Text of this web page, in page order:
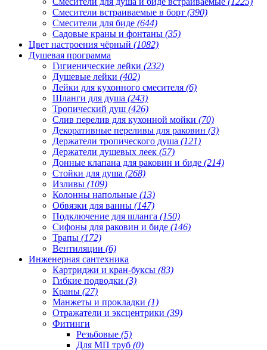
Смесители встраиваемые в борт (390)
Смесители для биде (644)
Садовые краны и фонтаны (35)
Цвет настроения чёрный (1082)
Душевая программа
Гигиенические лейки (232)
Душевые лейки (402)
Лейки для кухонного смесителя (6)
Шланги для душа (243)
Тропический душ (426)
Слив перелив для кухонной мойки (70)
Декоративные переливы для раковин (3)
Держатели тропического душа (121)
Держатели душевых леек (57)
Донные клапана для раковин и биде (214)
Стойки для душа (268)
Изливы (109)
Колонны напольные (13)
Обвязки для ванны (147)
Подключение для шланга (150)
Сифоны для раковин и биде (146)
Трапы (172)
Вентиляции (6)
Инженерная сантехника
Картриджи и кран-буксы (83)
Гибкие подводки (3)
Краны (27)
Манжеты и прокладки (1)
Отражатели и эксцентрики (39)
Фитинги
Резьбовые (5)
Для МП труб (0)